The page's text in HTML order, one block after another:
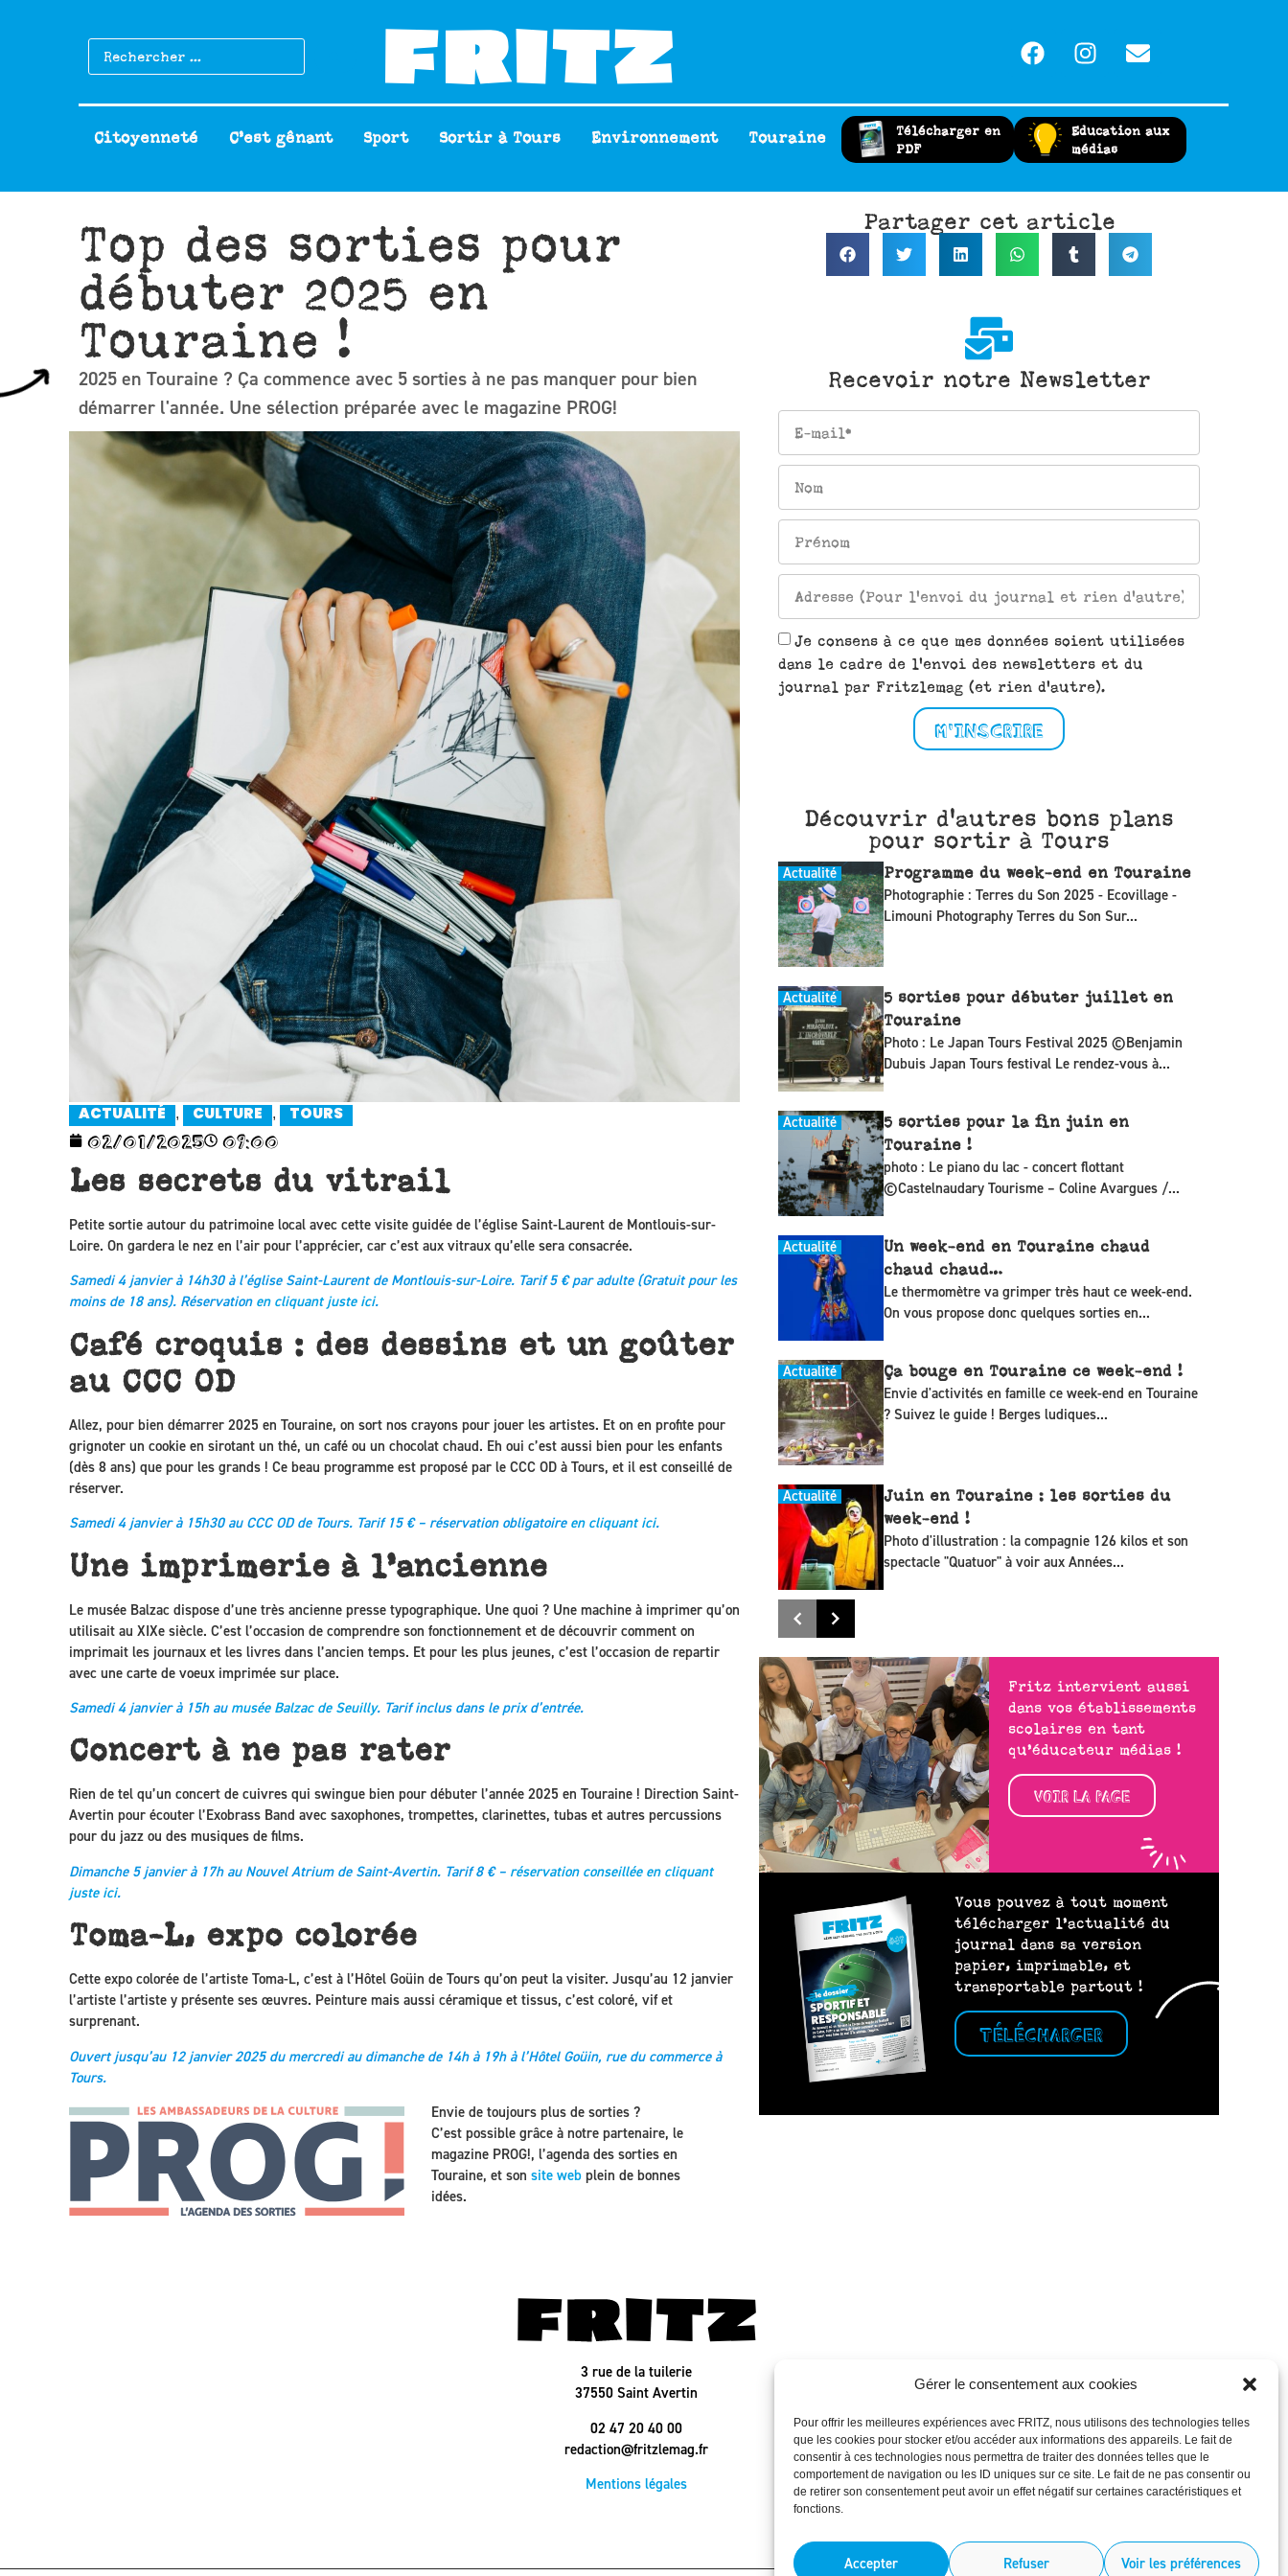
Gérer le consentement aux cookies
Pour offrir les meilleures expériences avec FRITZ, nous utilisons des technologies telles
que les cookies pour stocker et/ou accéder aux informations des appareils. Le fait de
consentir à ces technologies nous permettra de traiter des données telles que le
comportement de navigation ou les ID uniques sur ce site. Le fait de ne pas consentir ou
de retirer son consentement peut avoir un effet négatif sur certaines caractéristiques et
fonctions.
Accepter Refuser Voir les préférences
Citoyenneté C’est gênant Sport Sortir à Tours Environnement Touraine
Télécharger en
PDF
Education aux
médias
Top des sorties pour
débuter 2025 en
Touraine !
2025 en Touraine ? Ça commence avec 5 sorties à ne pas manquer pour bien
démarrer l'année. Une sélection préparée avec le magazine PROG!
ACTUALITÉ , CULTURE , TOURS
02/01/2025 09:00
Les secrets du vitrail
Petite sortie autour du patrimoine local avec cette visite guidée de l’église Saint-Laurent de Montlouis-sur-
Loire. On gardera le nez en l’air pour l’apprécier, car c’est aux vitraux qu’elle sera consacrée.
Samedi 4 janvier à 14h30 à l’église Saint-Laurent de Montlouis-sur-Loire. Tarif 5 € par adulte (Gratuit pour les
moins de 18 ans). Réservation en cliquant juste ici.
Café croquis : des dessins et un goûter
au CCC OD
Allez, pour bien démarrer 2025 en Touraine, on sort nos crayons pour jouer les artistes. Et on en profite pour
grignoter un cookie en sirotant un thé, un café ou un chocolat chaud. Eh oui c’est aussi bien pour les enfants
(dès 8 ans) que pour les grands ! Ce beau programme est proposé par le CCC OD à Tours, et il est conseillé de
réserver.
Samedi 4 janvier à 15h30 au CCC OD de Tours. Tarif 15 € – réservation obligatoire en cliquant ici.
Une imprimerie à l’ancienne
Le musée Balzac dispose d’une très ancienne presse typographique. Une quoi ? Une machine à imprimer qu’on
utilisait au XIXe siècle. C’est l’occasion de comprendre son fonctionnement et de découvrir comment on
imprimait les journaux et les livres dans l’ancien temps. Et pour les plus jeunes, c’est l’occasion de repartir
avec une carte de voeux imprimée sur place.
Samedi 4 janvier à 15h au musée Balzac de Seuilly. Tarif inclus dans le prix d’entrée.
Concert à ne pas rater
Rien de tel qu’un concert de cuivres qui swingue bien pour débuter l’année 2025 en Touraine ! Direction Saint-
Avertin pour écouter l’Exobrass Band avec saxophones, trompettes, clarinettes, tubas et autres percussions
pour du jazz ou des musiques de films.
Dimanche 5 janvier à 17h au Nouvel Atrium de Saint-Avertin. Tarif 8 € – réservation conseillée en cliquant
juste ici.
Toma-L, expo colorée
Cette expo colorée de l’artiste Toma-L, c’est à l’Hôtel Goüin de Tours qu’on peut la visiter. Jusqu’au 12 janvier
l’artiste l’artiste y présente ses œuvres. Peinture mais aussi céramique et tissus, c’est coloré, vif et
surprenant.
Ouvert jusqu’au 12 janvier 2025 du mercredi au dimanche de 14h à 19h à l’Hôtel Goüin, rue du commerce à
Tours.
Envie de toujours plus de sorties ?
C’est possible grâce à notre partenaire, le
magazine PROG!, l’agenda des sorties en
Touraine, et son site web plein de bonnes
idées.
Partager cet article
Recevoir notre Newsletter
Je consens à ce que mes données soient utilisées
dans le cadre de l'envoi des newsletters et du
journal par Fritzlemag (et rien d'autre).
M'INSCRIRE
Découvrir d'autres bons plans
pour sortir à Tours
Actualité
Programme du week-end en Touraine
Photographie : Terres du Son 2025 - Ecovillage -
Limouni Photography Terres du Son Sur...
Actualité
5 sorties pour débuter juillet en
Touraine
Photo : Le Japan Tours Festival 2025 ©Benjamin
Dubuis Japan Tours festival Le rendez-vous à...
Actualité
5 sorties pour la fin juin en
Touraine !
photo : Le piano du lac - concert flottant
©Castelnaudary Tourisme – Coline Avargues /...
Actualité
Un week-end en Touraine chaud
chaud chaud…
Le thermomètre va grimper très haut ce week-end.
On vous propose donc quelques sorties en...
Actualité
Ça bouge en Touraine ce week-end !
Envie d'activités en famille ce week-end en Touraine
? Suivez le guide ! Berges ludiques...
Actualité
Juin en Touraine : les sorties du
week-end !
Photo d'illustration : la compagnie 126 kilos et son
spectacle "Quatuor" à voir aux Années...
Fritz intervient aussi
dans vos établissements
scolaires en tant
qu’éducateur médias !
VOIR LA PAGE
Vous pouvez à tout moment
télécharger l’actualité du
journal dans sa version
papier, imprimable, et
transportable partout !
TÉLÉCHARGER
3 rue de la tuilerie
37550 Saint Avertin
02 47 20 40 00
redaction@fritzlemag.fr
Mentions légales